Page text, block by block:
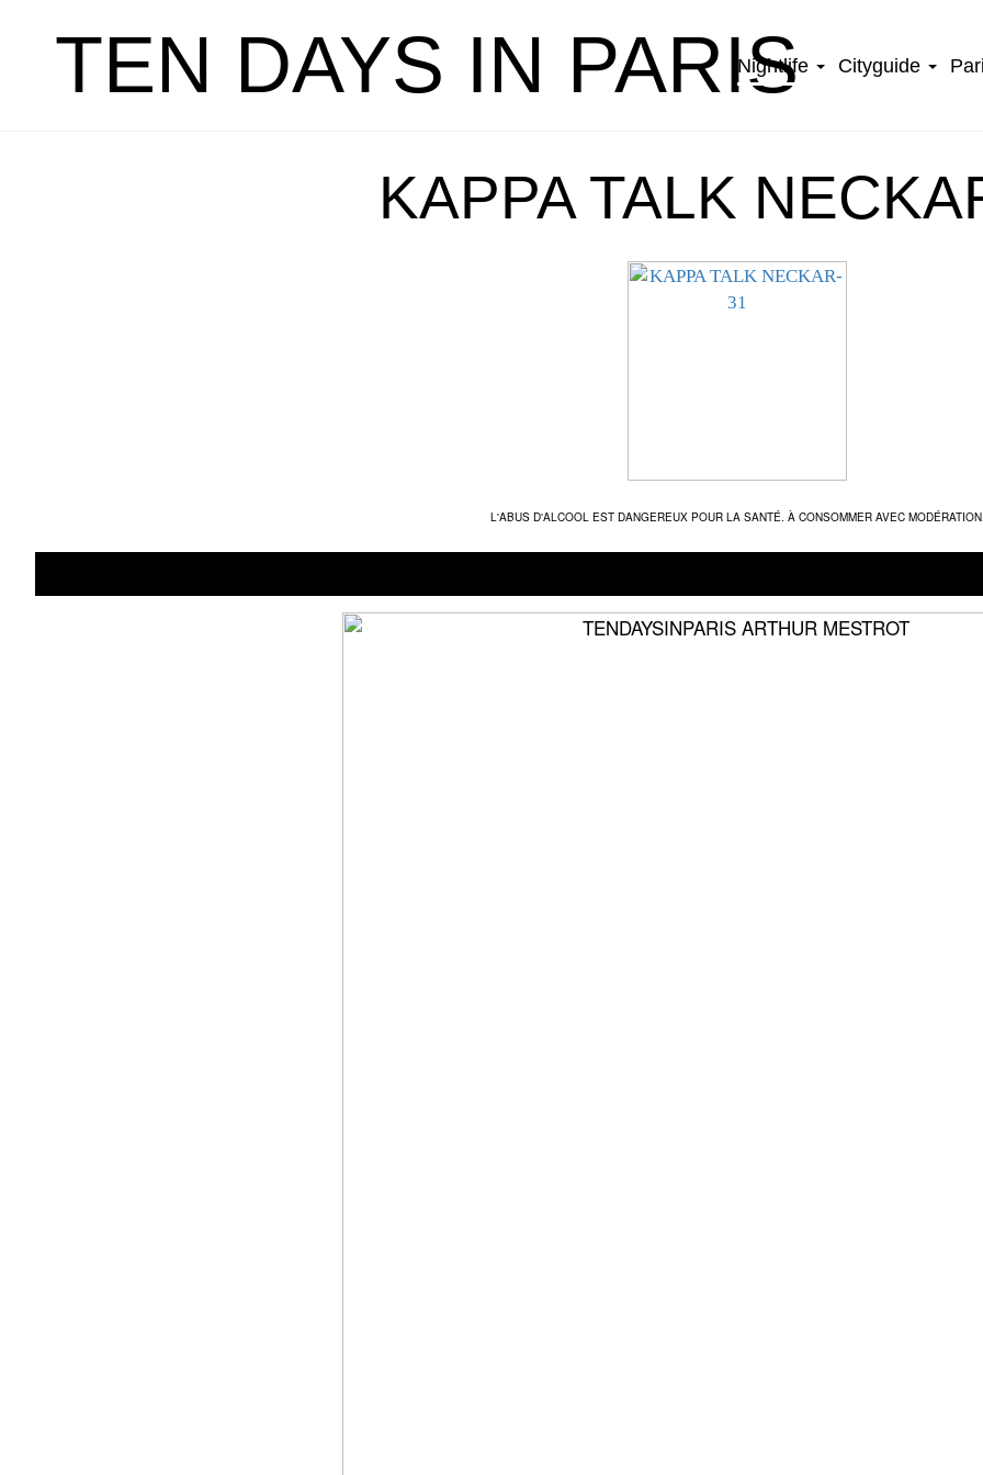
TEN DAYS IN PARIS
Nightlife Cityguide
KAPPA TALK
L'ABUS D'ALCOOL EST DANGEREUX POUR LA SANTÉ. À CONSOMMER AVEC